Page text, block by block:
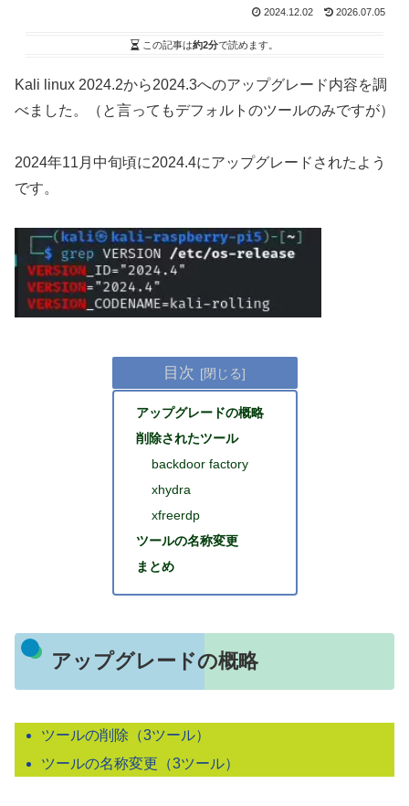
2024.12.02 2026.07.05
この記事は約2分で読めます。
Kali linux 2024.2から2024.3へのアップグレード内容を調
べました。（と言ってもデフォルトのツールのみですが）
2024年11月中旬頃に2024.4にアップグレードされたよう
です。
目次
アップグレードの概略
削除されたツール
backdoor factory
xhydra
xfreerdp
ツールの名称変更
まとめ
アップグレードの概略
ツールの削除（3ツール）
ツールの名称変更（3ツール）